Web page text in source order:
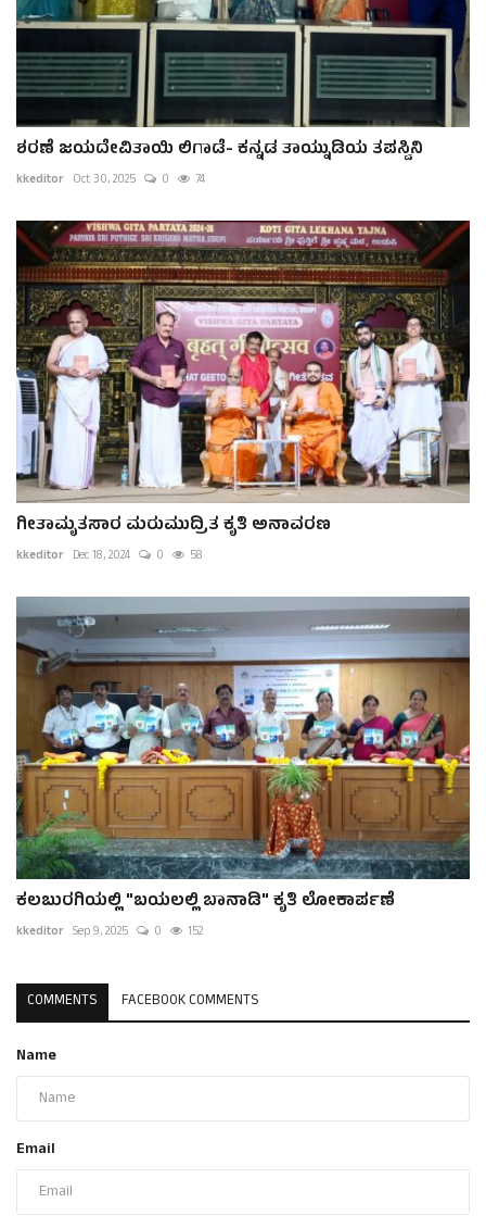
ಶರಣೆ ಜಯದೇವಿತಾಯಿ ಲಿಗಾಡೆ- ಕನ್ನಡ ತಾಯ್ನುಡಿಯ ತಪಸ್ವಿನಿ
kkeditor Oct 30, 2025 0 74
ಗೀತಾಮೃತಸಾರ ಮರುಮುದ್ರಿತ ಕೃತಿ ಅನಾವರಣ
kkeditor Dec 18, 2024 0 58
ಕಲಬುರಗಿಯಲ್ಲಿ "ಬಯಲಲ್ಲಿ ಬಾನಾಡಿ" ಕೃತಿ ಲೋಕಾರ್ಪಣೆ
kkeditor Sep 9, 2025 0 152
COMMENTS FACEBOOK COMMENTS
Name
Email